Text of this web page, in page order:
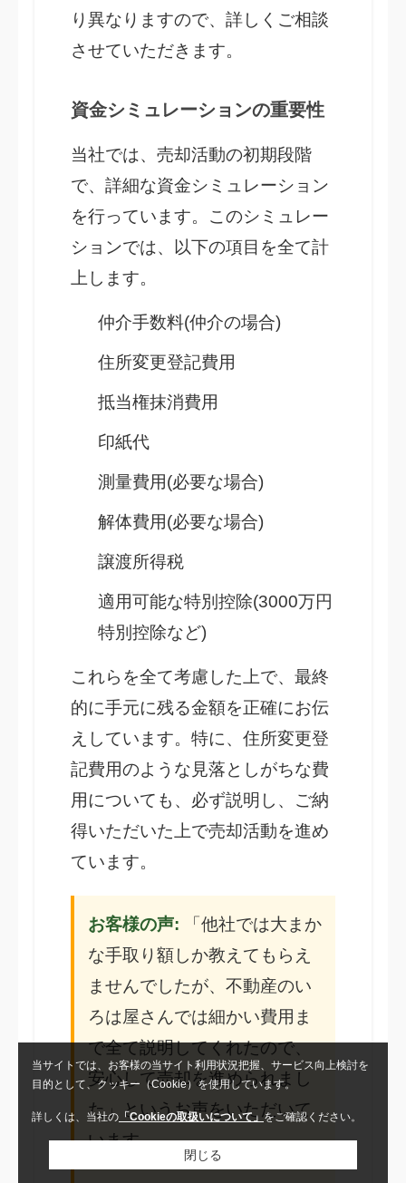
り異なりますので、詳しくご相談
させていただきます。
資金シミュレーションの重要性
当社では、売却活動の初期段階
で、詳細な資金シミュレーション
を行っています。このシミュレー
ションでは、以下の項目を全て計
上します。
仲介手数料(仲介の場合)
住所変更登記費用
抵当権抹消費用
印紙代
測量費用(必要な場合)
解体費用(必要な場合)
譲渡所得税
適用可能な特別控除(3000万円
特別控除など)
これらを全て考慮した上で、最終
的に手元に残る金額を正確にお伝
えしています。特に、住所変更登
記費用のような見落としがちな費
用についても、必ず説明し、ご納
得いただいた上で売却活動を進め
ています。
お客様の声: 「他社では大まか
な手取り額しか教えてもらえ
ませんでしたが、不動産のい
ろは屋さんでは細かい費用ま
で全て説明してくれたので、
安心して売却を進められまし
た」というお声をいただいて
います。
当サイトでは、お客様の当サイト利用状況把握、サービス向上検討を
目的として、クッキー（Cookie）を使用しています。
詳しくは、当社の 「Cookieの取扱いについて」をご確認ください。
閉じる